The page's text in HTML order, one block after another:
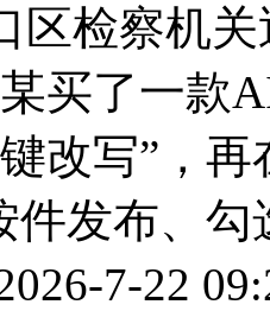
区检察机
买了一款
改写”，
件发布、
7-22